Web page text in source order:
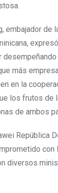
embajador de
más
en la
los frutos de
de ambos
República
con
diversos